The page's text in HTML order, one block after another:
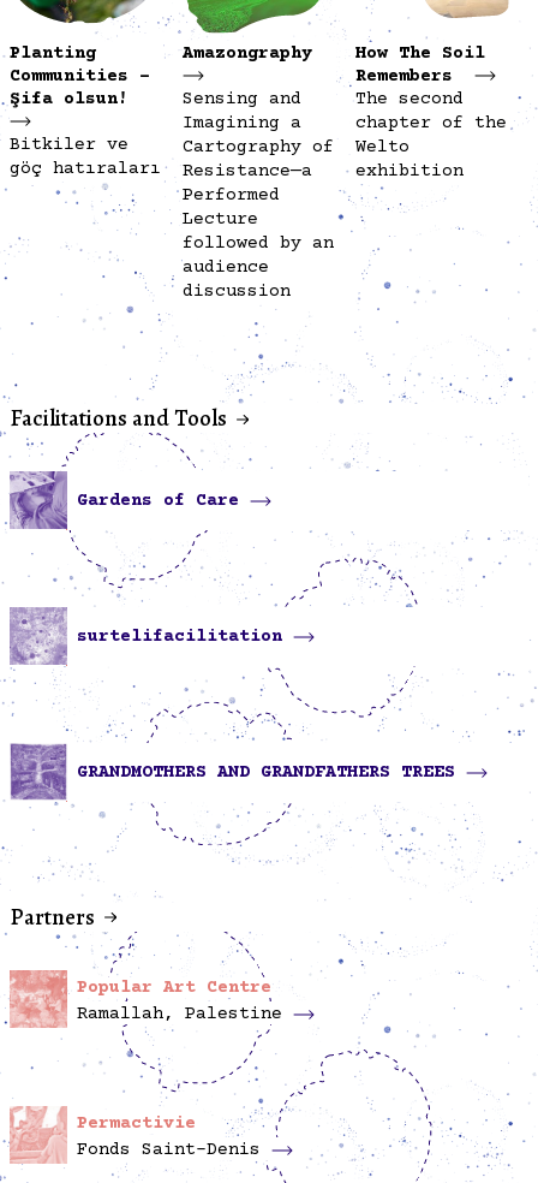
Planting
Communities –
Şifa olsun!
Bitkiler ve
göç hatıraları
Amazongraphy
Sensing and
Imagining a
Cartography of
Resistance—a
Performed
Lecture
followed by an
audience
discussion
How The Soil
Remembers
The second
chapter of the
Welto
exhibition
Facilitations and Tools
Gardens of Care
surtelifacilitation
GRANDMOTHERS AND GRANDFATHERS TREES
Partners
Popular Art Centre
Ramallah, Palestine
Permactivie
Fonds Saint-Denis